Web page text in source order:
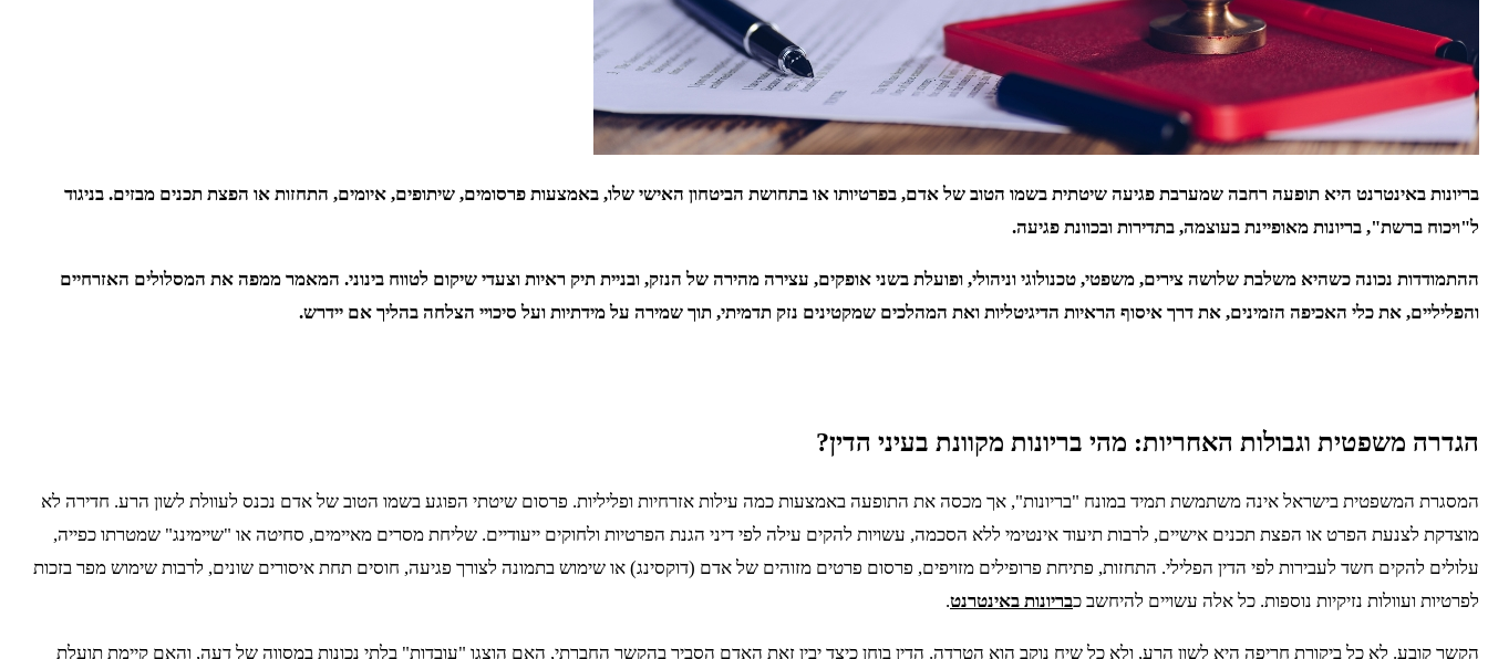
בריונות באינטרנט היא תופעה רחבה שמערבת פגיעה שיטתית בשמו הטוב של אדם, בפרטיותו או בתחושת הביטחון האישי שלו, באמצעות פרסומים, שיתופים, איומים, התחזות או הפצת תכנים מבזים. בניגוד
ל"ויכוח ברשת", בריונות מאופיינת בעוצמה, בתדירות ובכוונת פגיעה.
ההתמודדות נכונה כשהיא משלבת שלושה צירים, משפטי, טכנולוגי וניהולי, ופועלת בשני אופקים, עצירה מהירה של הנזק, ובניית תיק ראיות וצעדי שיקום לטווח בינוני. המאמר ממפה את המסלולים האזרחיים
והפליליים, את כלי האכיפה הזמינים, את דרך איסוף הראיות הדיגיטליות ואת המהלכים שמקטינים נזק תדמיתי, תוך שמירה על מידתיות ועל סיכויי הצלחה בהליך אם יידרש.
הגדרה משפטית וגבולות האחריות: מהי בריונות מקוונת בעיני הדין?
המסגרת המשפטית בישראל אינה משתמשת תמיד במונח "בריונות", אך מכסה את התופעה באמצעות כמה עילות אזרחיות ופליליות. פרסום שיטתי הפוגע בשמו הטוב של אדם נכנס לעוולת לשון הרע. חדירה לא
מוצדקת לצנעת הפרט או הפצת תכנים אישיים, לרבות תיעוד אינטימי ללא הסכמה, עשויות להקים עילה לפי דיני הגנת הפרטיות ולחוקים ייעודיים. שליחת מסרים מאיימים, סחיטה או "שיימינג" שמטרתו כפייה,
עלולים להקים חשד לעבירות לפי הדין הפלילי. התחזות, פתיחת פרופילים מזויפים, פרסום פרטים מזוהים של אדם (דוקסינג) או שימוש בתמונה לצורך פגיעה, חוסים תחת איסורים שונים, לרבות שימוש מפר בזכות
לפרטיות ועוולות נזיקיות נוספות. כל אלה עשויים להיחשב כבריונות באינטרנט.
הקשר קובע. לא כל ביקורת חריפה היא לשון הרע, ולא כל שיח נוקב הוא הטרדה. הדין בוחן כיצד יבין זאת האדם הסביר בהקשר החברתי, האם הוצגו "עובדות" בלתי נכונות במסווה של דעה, והאם קיימת תועלת